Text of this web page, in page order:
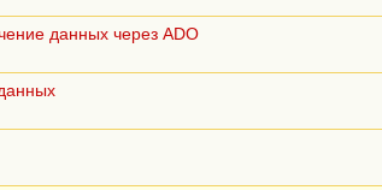
данных через ADO